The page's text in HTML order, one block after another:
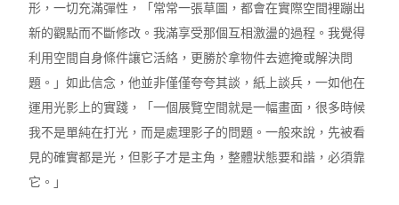
形，一切充滿彈性，「常常一張草圖，都會在實際空間裡蹦出
新的觀點而不斷修改。我滿享受那個互相激盪的過程。我覺得
利用空間自身條件讓它活絡，更勝於拿物件去遮掩或解決問
題。」如此信念，他並非僅僅夸夸其談，紙上談兵，一如他在
運用光影上的實踐，「一個展覽空間就是一幅畫面，很多時候
我不是單純在打光，而是處理影子的問題。一般來說，先被看
見的確實都是光，但影子才是主角，整體狀態要和諧，必須靠
它。」